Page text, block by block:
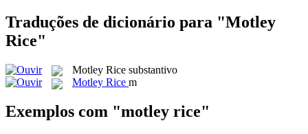
Traduções de dicionário para "Motley
Rice"
Motley Rice substantivo
Motley Rice m
Exemplos com "motley rice"